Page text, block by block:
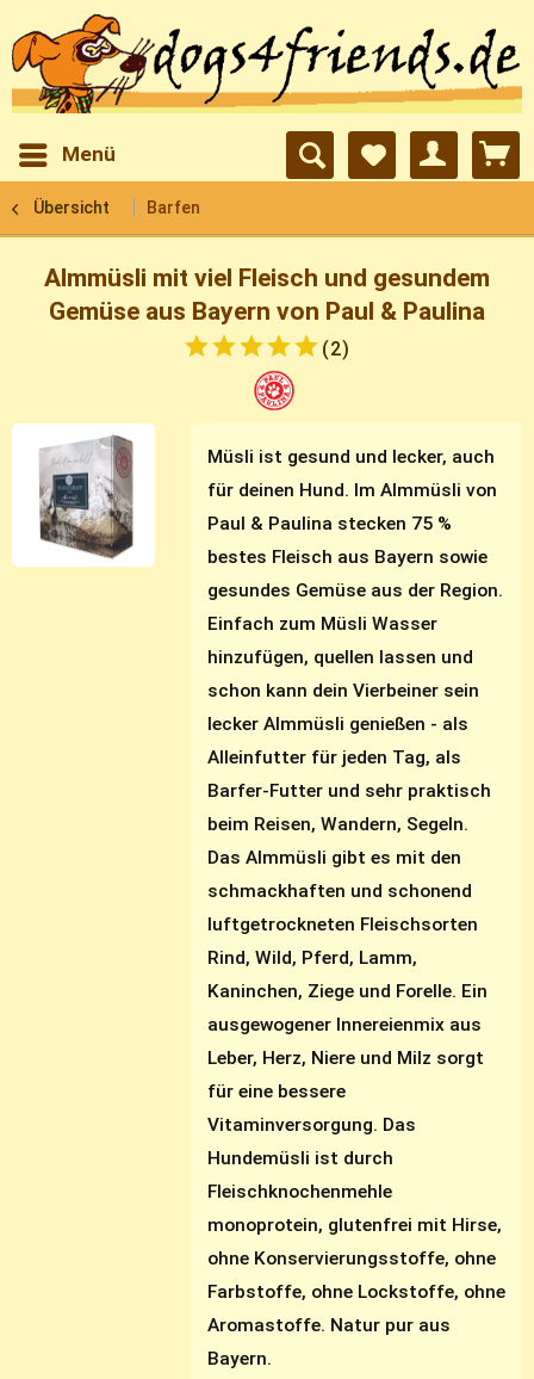
Menü
Übersicht Barfen
Almmüsli mit viel Fleisch und gesundem
Gemüse aus Bayern von Paul & Paulina
(2)
Müsli ist gesund und lecker, auch
für deinen Hund. Im Almmüsli von
Paul & Paulina stecken 75 %
bestes Fleisch aus Bayern sowie
gesundes Gemüse aus der Region.
Einfach zum Müsli Wasser
hinzufügen, quellen lassen und
schon kann dein Vierbeiner sein
lecker Almmüsli genießen - als
Alleinfutter für jeden Tag, als
Barfer-Futter und sehr praktisch
beim Reisen, Wandern, Segeln.
Das Almmüsli gibt es mit den
schmackhaften und schonend
luftgetrockneten Fleischsorten
Rind, Wild, Pferd, Lamm,
Kaninchen, Ziege und Forelle. Ein
ausgewogener Innereienmix aus
Leber, Herz, Niere und Milz sorgt
für eine bessere
Vitaminversorgung. Das
Hundemüsli ist durch
Fleischknochenmehle
monoprotein, glutenfrei mit Hirse,
ohne Konservierungsstoffe, ohne
Farbstoffe, ohne Lockstoffe, ohne
Aromastoffe. Natur pur aus
Bayern.